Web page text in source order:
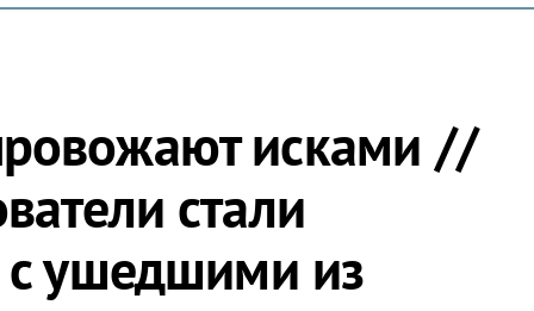
исками //
стали
с ушедшими из